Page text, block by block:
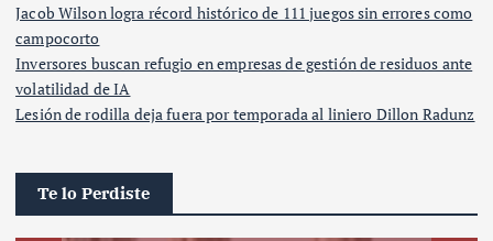
Jacob Wilson logra récord histórico de 111 juegos sin errores como
campocorto
Inversores buscan refugio en empresas de gestión de residuos ante
volatilidad de IA
Lesión de rodilla deja fuera por temporada al liniero Dillon Radunz
Te lo Perdiste